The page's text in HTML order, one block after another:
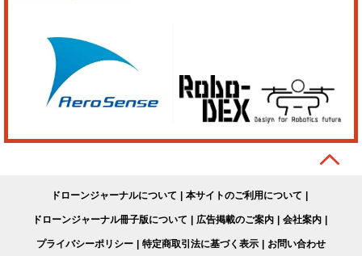
ドローンジャーナルについて 本サイトのご利用について
ドローンジャーナル冊子版について 広告掲載のご案内 会社案内
プライバシーポリシー 特定商取引法に基づく表示 お問い合わせ